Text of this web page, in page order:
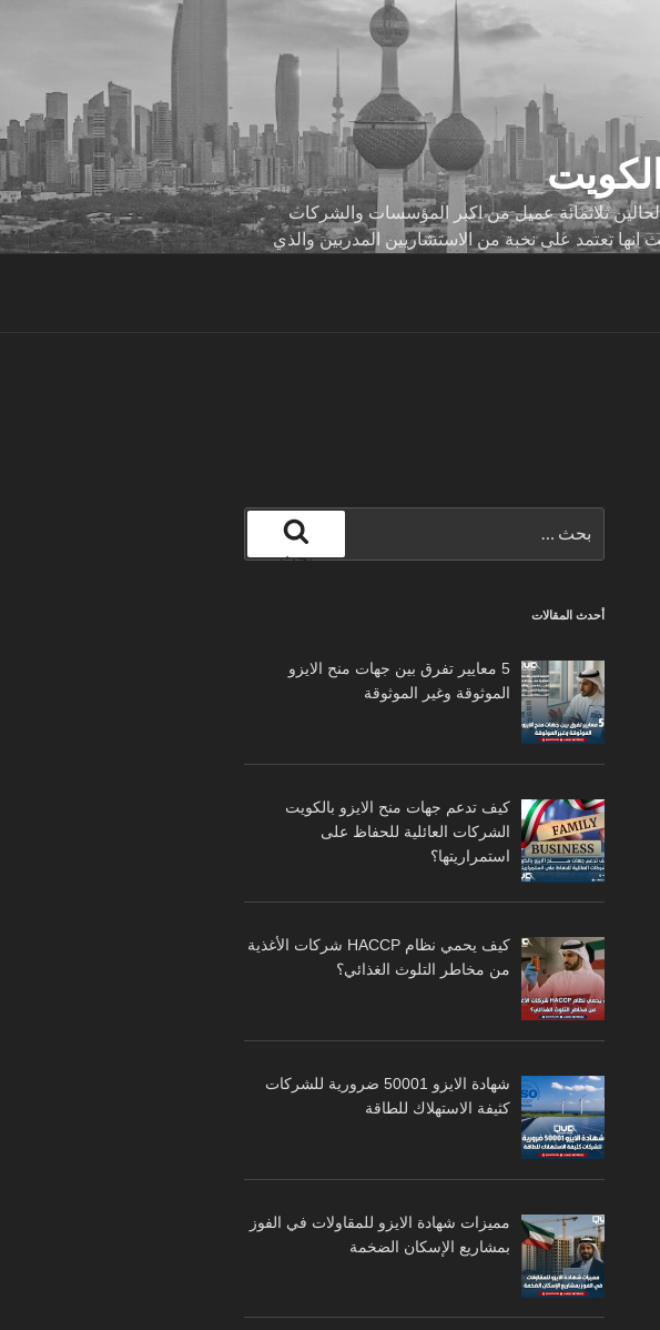
ثلاثمائة عميل من اكبر المؤسسات والشركات
انها تعتمد على نخبة من الاستشاريين المدربين والذي
عن:
بحث
أحدث المقالات
5 معايير تفرق بين جهات منح الايزو
الموثوقة وغير الموثوقة
كيف تدعم جهات منح الايزو بالكويت
الشركات العائلية للحفاظ على
استمراريتها؟
كيف يحمي نظام HACCP شركات الأغذية
من مخاطر التلوث الغذائي؟
شهادة الايزو 50001 ضرورية للشركات
كثيفة الاستهلاك للطاقة
مميزات شهادة الايزو للمقاولات في الفوز
بمشاريع الإسكان الضخمة